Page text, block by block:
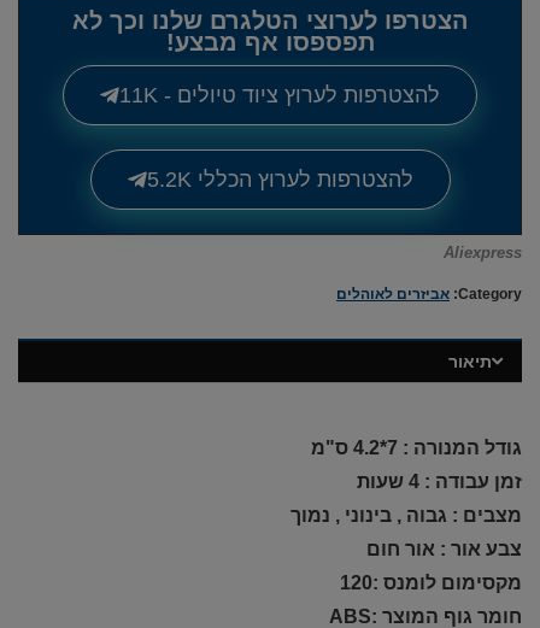
הצטרפו לערוצי הטלגרם שלנו וכך לא
תפספסו אף מבצע!
להצטרפות לערוץ ציוד טיולים - 11K
להצטרפות לערוץ הכללי 5.2K
Aliexpress
Category: אביזרים לאוהלים
תיאור
גודל המנורה : 7*4.2 ס"מ
זמן עבודה : 4 שעות
מצבים : גבוה , בינוני , נמוך
צבע אור : אור חום
מקסימום לומנס :120
חומר גוף המוצר :ABS